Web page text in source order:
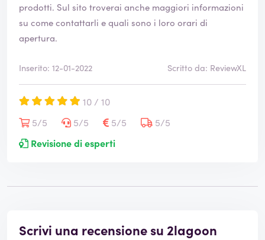
prodotti. Sul sito troverai anche maggiori informazioni
su come contattarli e quali sono i loro orari di
apertura.
Inserito: 12-01-2022 Scritto da: ReviewXL
10 / 10
5/5
5/5 5/5
5/5
Revisione di esperti
Scrivi una recensione su 2lagoon